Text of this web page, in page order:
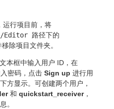
运行项目前，将
Editor 路径下的
除项目文件夹。
文本框中输入用户 ID，在
密码，点击 Sign up 进行用
方显示。可创建两个用户，
和 quickstart_receiver，
。